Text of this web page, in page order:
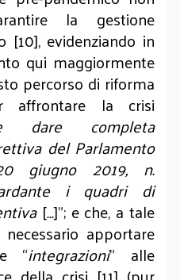
la gestione
[10], evidenziando in
qui maggiormente
percorso di riforma
affrontare la crisi
dare completa
del Parlamento
giugno 2019, n.
i quadri di
[…]”; e che, a tale
apportare
“integrazioni” alle